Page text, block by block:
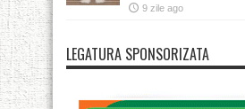
9 zile ago
LEGATURA SPONSORIZATA